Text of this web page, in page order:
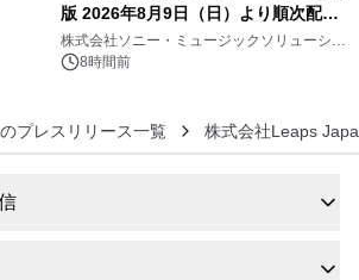
版 2026年8月9日（日）より順次配信
開始
株式会社ソニー・ミュージックソリューショ
ンズ8時間前
プレスリリース一覧 株式会社Leaps